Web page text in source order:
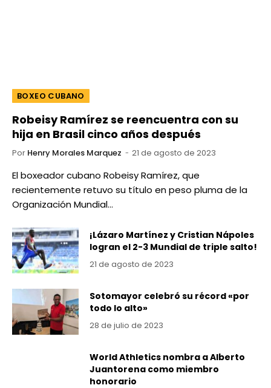
BOXEO CUBANO
Robeisy Ramírez se reencuentra con su
hija en Brasil cinco años después
Por Henry Morales Marquez 21 de agosto de 2023
El boxeador cubano Robeisy Ramírez, que
recientemente retuvo su título en peso pluma de la
Organización Mundial…
¡Lázaro Martínez y Cristian Nápoles
logran el 2-3 Mundial de triple salto!
21 de agosto de 2023
Sotomayor celebró su récord «por
todo lo alto»
28 de julio de 2023
World Athletics nombra a Alberto
Juantorena como miembro
honorario